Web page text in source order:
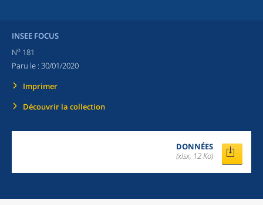
INSEE FOCUS
No 181
Paru le : 30/01/2020
Imprimer
Découvrir la collection
DONNÉES
(xlsx, 12 Ko)